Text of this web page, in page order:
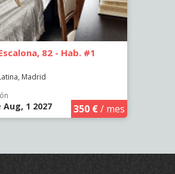
82 - Hab. #1
Madrid
Aug, 1 2027 350 €/ mes